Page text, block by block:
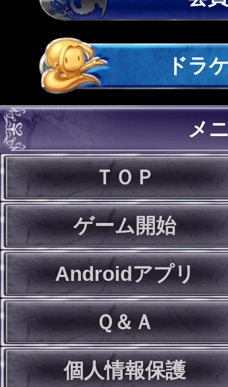
ドラ
メ
ＴＯＰ
ゲーム開始
Androidアプリ
Ｑ＆Ａ
個人情報保護